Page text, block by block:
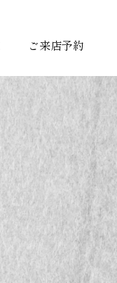
ご来店予約